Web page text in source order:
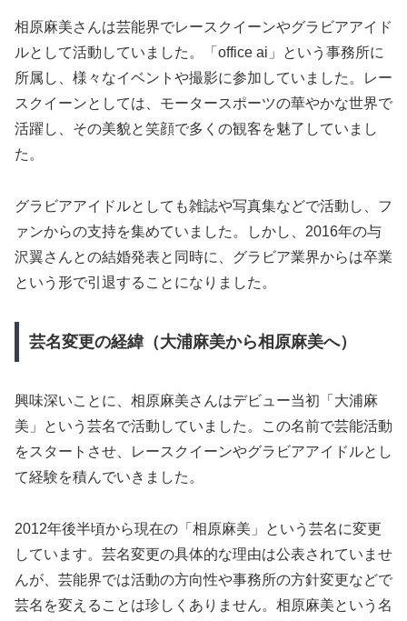
相原麻美さんは芸能界でレースクイーンやグラビアアイド
ルとして活動していました。「office ai」という事務所に
所属し、様々なイベントや撮影に参加していました。レー
スクイーンとしては、モータースポーツの華やかな世界で
活躍し、その美貌と笑顔で多くの観客を魅了していまし
た。
グラビアアイドルとしても雑誌や写真集などで活動し、フ
ァンからの支持を集めていました。しかし、2016年の与
沢翼さんとの結婚発表と同時に、グラビア業界からは卒業
という形で引退することになりました。
芸名変更の経緯（大浦麻美から相原麻美へ）
興味深いことに、相原麻美さんはデビュー当初「大浦麻
美」という芸名で活動していました。この名前で芸能活動
をスタートさせ、レースクイーンやグラビアアイドルとし
て経験を積んでいきました。
2012年後半頃から現在の「相原麻美」という芸名に変更
しています。芸名変更の具体的な理由は公表されていませ
んが、芸能界では活動の方向性や事務所の方針変更などで
芸名を変えることは珍しくありません。相原麻美という名